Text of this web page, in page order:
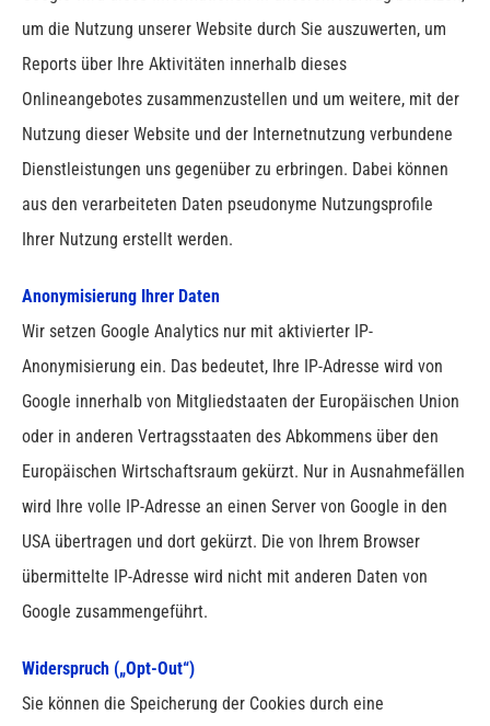
um die Nutzung unserer Website durch Sie auszuwerten, um
Reports über Ihre Aktivitäten innerhalb dieses
Onlineangebotes zusammenzustellen und um weitere, mit der
Nutzung dieser Website und der Internetnutzung verbundene
Dienstleistungen uns gegenüber zu erbringen. Dabei können
aus den verarbeiteten Daten pseudonyme Nutzungsprofile
Ihrer Nutzung erstellt werden.
Anonymisierung Ihrer Daten
Wir setzen Google Analytics nur mit aktivierter IP-
Anonymisierung ein. Das bedeutet, Ihre IP-Adresse wird von
Google innerhalb von Mitgliedstaaten der Europäischen Union
oder in anderen Vertragsstaaten des Abkommens über den
Europäischen Wirtschaftsraum gekürzt. Nur in Ausnahmefällen
wird Ihre volle IP-Adresse an einen Server von Google in den
USA übertragen und dort gekürzt. Die von Ihrem Browser
übermittelte IP-Adresse wird nicht mit anderen Daten von
Google zusammengeführt.
Widerspruch („Opt-Out“)
Sie können die Speicherung der Cookies durch eine